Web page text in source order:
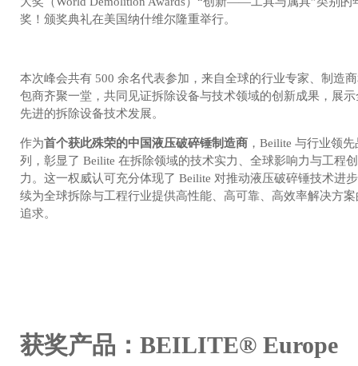
奖！颁奖典礼在美国纳什维尔隆重举行。
本次峰会共有 500 余名代表参加，来自全球的行业专家、制造
包商齐聚一堂，共同见证拆除设备与技术领域的创新成果，展
先进的拆除设备技术发展。
作为首个获此殊荣的中国液压破碎锤制造商 ，Beilite 与行业领
列，彰显了 Beilite 在拆除领域的技术实力、全球影响力与工程
力。这一权威认可充分体现了 Beilite 对推动液压破碎锤技术进
续为全球拆除与工程行业提供高性能、高可靠、高效率解决方
追求。
获奖产品：BEILITE® Europe